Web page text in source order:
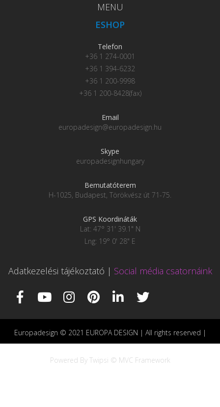
MENU
ESHOP
Telefon
+36 1 274-0001
+36 1 394-6232
+36 1 200-9998
+36 1 200-8428(fax)
Email
europadesign@europadesign.hu
Skype
europadesignhungary
Bemutatóterem
H-1025, Budapest, Törökvész út 71-75.
GPS Koordináták
Lat: 47° 31' 39.1" N
Lng: 19° 0' 28" E
Adatkezelési tájékoztató | Social média csatornáink
Europadesign © 2021 EUROPA DESIGN | All rights reserved |
Powered By Twipsi © MVC Framework